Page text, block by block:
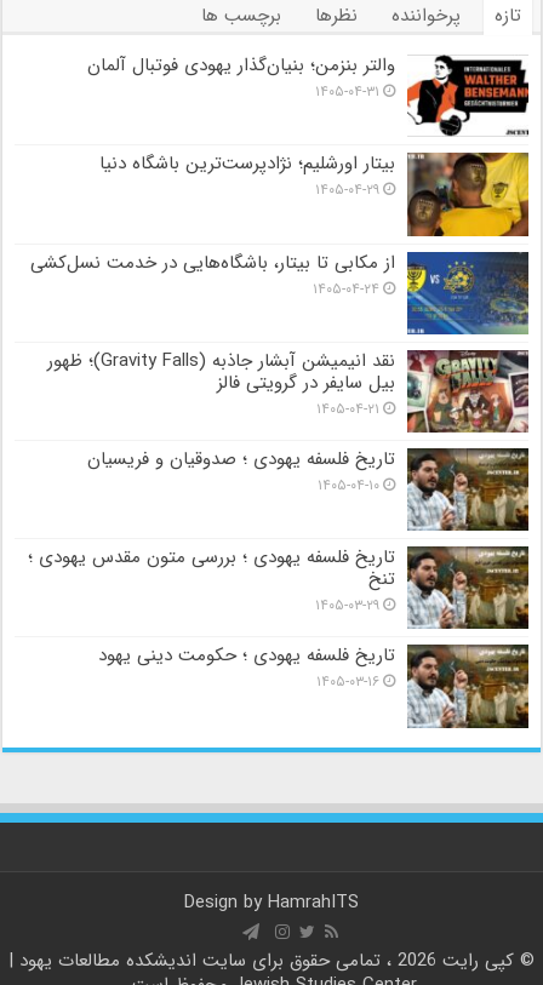
تازه پرخواننده نظرها
برچسب ها
والتر بنزمن؛ بنیان‌گذار یهودی فوتبال آلمان
۱۴۰۵-۰۴-۳۱
بیتار اورشلیم؛ نژادپرست‌ترین باشگاه دنیا
۱۴۰۵-۰۴-۲۹
از مکابی تا بیتار، باشگاه‌هایی در خدمت نسل‌کشی
۱۴۰۵-۰۴-۲۴
نقد انیمیشن آبشار جاذبه (Gravity Falls)؛ ظهور
بیل سایفر در گرویتی فالز
۱۴۰۵-۰۴-۲۱
تاریخ فلسفه یهودی ؛ صدوقیان و فریسیان
۱۴۰۵-۰۴-۱۰
تاریخ فلسفه یهودی ؛ بررسی متون مقدس یهودی ؛
تنخ
۱۴۰۵-۰۳-۲۹
تاریخ فلسفه یهودی ؛ حکومت دینی یهود
۱۴۰۵-۰۳-۱۶
Design by HamrahITS
© کپی رایت 2026 ، تمامی حقوق برای سایت
اندیشکده مطالعات یهود |